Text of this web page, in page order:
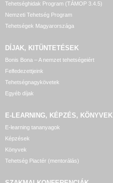
Tehetséghidak Program (TÁMOP 3.4.5)
Nemzeti Tehetség Program
Tehetségek Magyarországa
DÍJAK, KITÜNTETÉSEK
Bonis Bona – A nemzet tehetségeiért
Felfedezettjeink
Tehetségnagykövetek
Egyéb díjak
E-LEARNING, KÉPZÉS, KÖNYVEK
E-learning tananyagok
Képzések
Könyvek
Tehetség Piactér (mentorálás)